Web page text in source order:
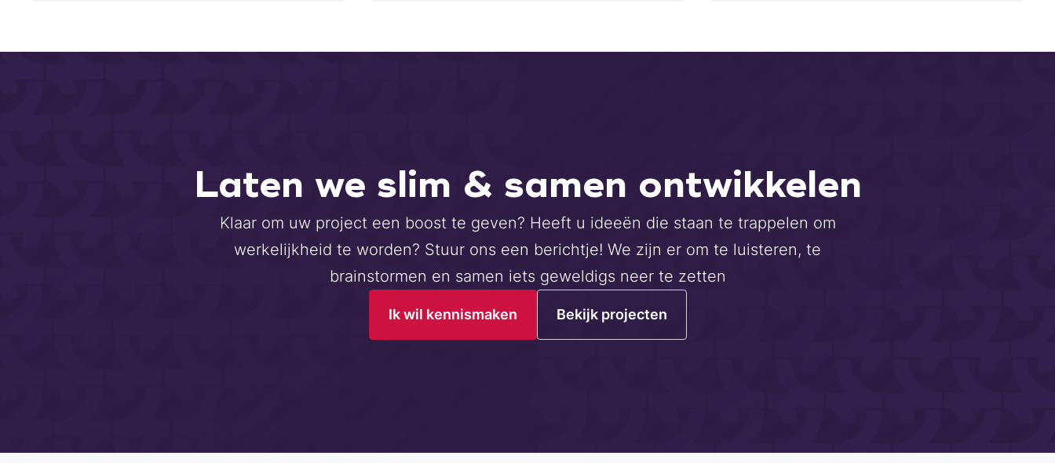
Laten we slim & samen ontwikkelen
Klaar om uw project een boost te geven? Heeft u ideeën die staan te trappelen om
werkelijkheid te worden? Stuur ons een berichtje! We zijn er om te luisteren, te
brainstormen en samen iets geweldigs neer te zetten
Ik wil kennismaken Bekijk projecten